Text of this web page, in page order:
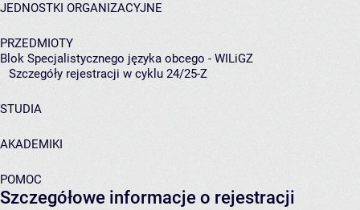
JEDNOSTKI ORGANIZACYJNE
PRZEDMIOTY
Blok Specjalistycznego języka obcego - WILiGZ
Szczegóły rejestracji w cyklu 24/25-Z
STUDIA
AKADEMIKI
POMOC
Szczegółowe informacje o rejestracji